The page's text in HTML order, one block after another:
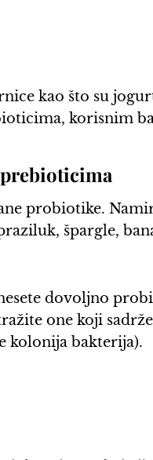
kao što su
korisnim
probiotike.
špargle,
dovoljno
one koji
kolonija bakterija).